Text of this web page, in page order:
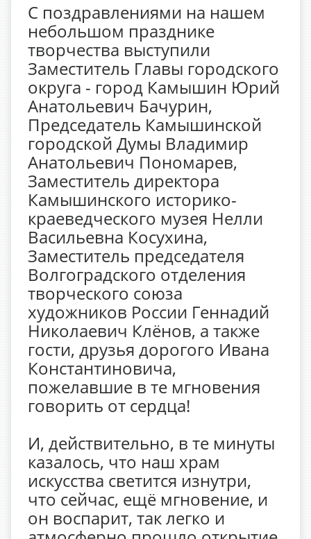
С поздравлениями на нашем
небольшом празднике
творчества выступили
Заместитель Главы городского
округа - город Камышин Юрий
Анатольевич Бачурин,
Председатель Камышинской
городской Думы Владимир
Анатольевич Пономарев,
Заместитель директора
Камышинского историко-
краеведческого музея Нелли
Васильевна Косухина,
Заместитель председателя
Волгоградского отделения
творческого союза
художников России Геннадий
Николаевич Клёнов, а также
гости, друзья дорогого Ивана
Константиновича,
пожелавшие в те мгновения
говорить от сердца!
И, действительно, в те минуты
казалось, что наш храм
искусства светится изнутри,
что сейчас, ещё мгновение, и
он воспарит, так легко и